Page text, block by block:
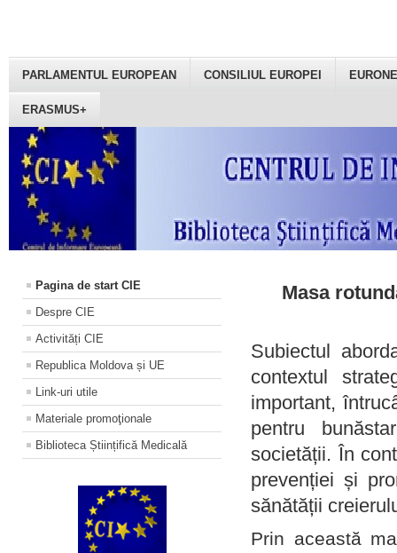
PARLAMENTUL EUROPEAN CONSILIUL EUROPEI
ERASMUS+
Pagina de start CIE
Despre CIE
Activități CIE
Republica Moldova și UE
Link-uri utile
Materiale promoţionale
Biblioteca Științifică Medicală
Masa
Subiectul
contextul
important,
pentru
societății. În
prevenției și
sănătății
Prin această